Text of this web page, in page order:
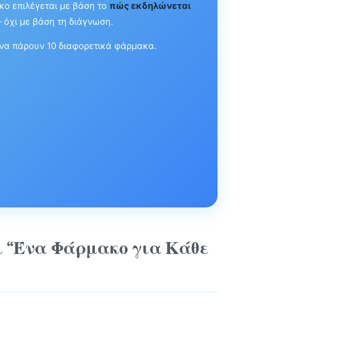
επιλέγεται με βάση το πώς εκδηλώνεται
με βάση τη διάγνωση.
να πάρουν 10 διαφορετικά φάρμακα.
“Ένα Φάρμακο για Κάθε